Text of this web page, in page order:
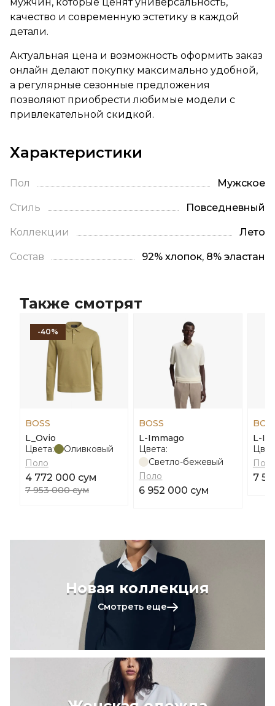
качество и современную эстетику в каждой
детали.
Актуальная цена и возможность оформить заказ
онлайн делают покупку максимально удобной,
а регулярные сезонные предложения
позволяют приобрести любимые модели с
привлекательной скидкой.
Характеристики
Пол Мужское
Стиль Повседневный
Коллекции Лето
Состав 92% хлопок, 8% эластан
Также смотрят
-40%
BOSS
L_Ovio
Цвета:
Оливковый
Поло
4 772 000 сум
7 953 000 сум
BOSS
L-Immago
Цвета:
Светло-бежевый
Поло
6 952 000 сум
L-
7
Новая коллекция
Смотреть еще